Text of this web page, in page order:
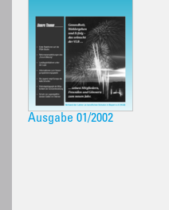
Ausgabe 01/2002